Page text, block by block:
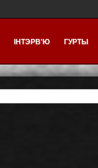
ІНТЭРВ'Ю ГУРТЫ